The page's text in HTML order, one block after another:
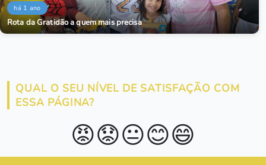
há 1 ano
Rota da Gratidão a quem mais precisa
QUAL O SEU NÍVEL DE SATISFAÇÃO COM
ESSA PÁGINA?
😡😟😐😊😄